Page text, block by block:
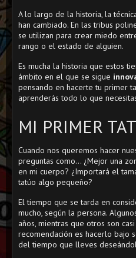
A lo largo de la historia, la
han cambiado. En las tribus
se utilizan para crear miedo
rango o el estado de alguien.
Es mucha la historia que estos
ámbito en el que se sigue
pensando en hacerte tu primer
aprenderás todo lo que
MI PRIMER
Cuando nos queremos hacer
preguntas como... ¿Mejor una
en mi cuerpo? ¿Importará el
tatúo algo pequeño?
El tiempo que se tarda en
mucho, según la persona.
años, mientras que otros son
recomendación es hacerlo bajo
del tiempo que lleves